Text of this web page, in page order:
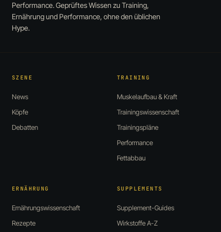
Performance. Geprüftes Wissen zu Training,
Ernährung und Performance, ohne den üblichen
Hype.
SZENE
News
Köpfe
Debatten
TRAINING
Muskelaufbau & Kraft
Trainingswissenschaft
Trainingspläne
Performance
Fettabbau
ERNÄHRUNG
Ernährungswissenschaft
Rezepte
SUPPLEMENTS
Supplement-Guides
Wirkstoffe A-Z